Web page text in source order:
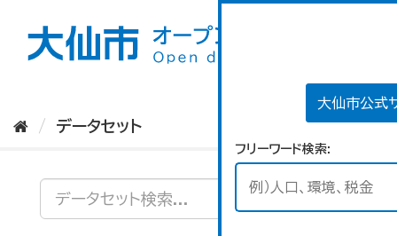
大仙市公式
フリーワード検索
データセット